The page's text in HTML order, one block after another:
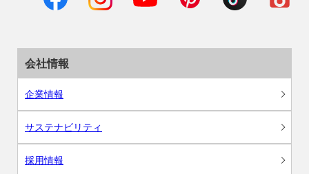
会社情報
企業情報
サステナビリティ
採用情報